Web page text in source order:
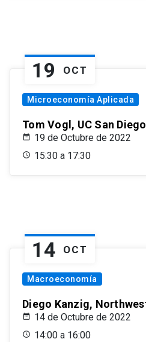
19 OCT
Microeconomía Aplicada
Tom Vogl, UC San Diego
19 de Octubre de 2022
15:30 a 17:30
14 OCT
Macroeconomía
Diego Kanzig,
14 de Octubre de 2022
14:00 a 16:00